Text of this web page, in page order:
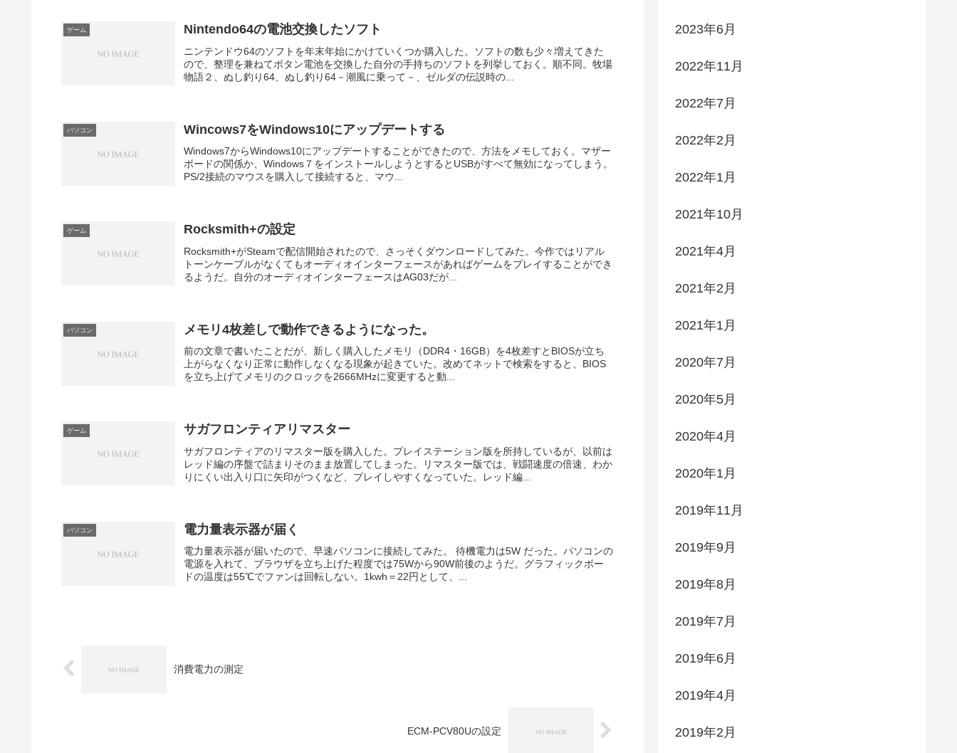
ゲーム Nintendo64の電池交換したソフト
ニンテンドウ64のソフトを年末年始にかけていくつか購入した。ソフトの数も少々増えてきた
ので、整理を兼ねてボタン電池を交換した自分の手持ちのソフトを列挙しておく。順不同。牧場
物語２、ぬし釣り64、ぬし釣り64－潮風に乗って－、ゼルダの伝説時の...
パソコン Wincows7をWindows10にアップデートする
Windows7からWindows10にアップデートすることができたので、方法をメモしておく。マザー
ボードの関係か、Windows７をインストールしようとするとUSBがすべて無効になってしまう。
PS/2接続のマウスを購入して接続すると、マウ...
ゲーム Rocksmith+の設定
Rocksmith+がSteamで配信開始されたので、さっそくダウンロードしてみた。今作ではリアル
トーンケーブルがなくてもオーディオインターフェースがあればゲームをプレイすることができ
るようだ。自分のオーディオインターフェースはAG03だが...
パソコン メモリ4枚差しで動作できるようになった。
前の文章で書いたことだが、新しく購入したメモリ（DDR4・16GB）を4枚差すとBIOSが立ち
上がらなくなり正常に動作しなくなる現象が起きていた。改めてネットで検索をすると、BIOS
を立ち上げてメモリのクロックを2666MHzに変更すると動...
ゲーム サガフロンティアリマスター
サガフロンティアのリマスター版を購入した。プレイステーション版を所持しているが、以前は
レッド編の序盤で詰まりそのまま放置してしまった。リマスター版では、戦闘速度の倍速、わか
りにくい出入り口に矢印がつくなど、プレイしやすくなっていた。レッド編...
パソコン 電力量表示器が届く
電力量表示器が届いたので、早速パソコンに接続してみた。 待機電力は5W だった。パソコンの
電源を入れて、ブラウザを立ち上げた程度では75Wから90W前後のようだ。グラフィックボー
ドの温度は55℃でファンは回転しない。1kwh＝22円として、...
消費電力の測定
ECM-PCV80Uの設定
2023年6月
2022年11月
2022年7月
2022年2月
2022年1月
2021年10月
2021年4月
2021年2月
2021年1月
2020年7月
2020年5月
2020年4月
2020年1月
2019年11月
2019年9月
2019年8月
2019年7月
2019年6月
2019年4月
2019年2月